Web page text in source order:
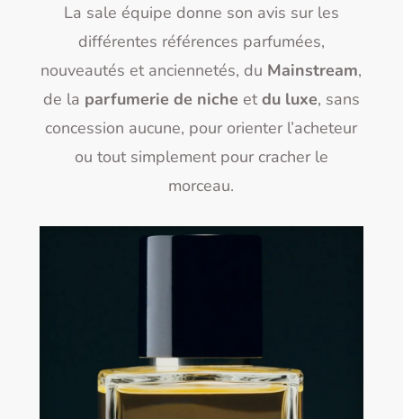
La sale équipe donne son avis sur les
différentes références parfumées,
nouveautés et anciennetés, du Mainstream,
de la parfumerie de niche etdu luxe, sans
concession aucune, pour orienter l’acheteur
ou tout simplement pour cracher le
morceau.